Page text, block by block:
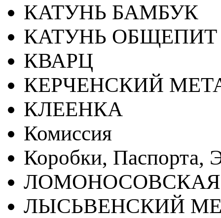
КАТУНЬ БАМБУК
КАТУНЬ ОБЩЕПИТ
КВАРЦ
КЕРЧЕНСКИЙ
КЛЕЕНКА
Комиссия
Коробки, Паспорта,
ЛЫСЬВЕНСКИЙ